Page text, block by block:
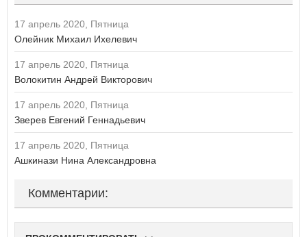
Р
Республика Алтай
Республика Башкортостан
Республика Дагестан
Республика Ингушетия
Республика Карелия
Республика Коми
Республика Марий Эл
Республика Мордовия
Республика Саха (Якутия)
Республика Северная Осетия - Алания
17 апрель 2020, Пятница
Олейник Михаил Ихелевич
17 апрель 2020, Пятница
Волокитин Андрей Викторович
17 апрель 2020, Пятница
Зверев Евгений Геннадьевич
17 апрель 2020, Пятница
Ашкинази Нина Александровна
Комментарии: